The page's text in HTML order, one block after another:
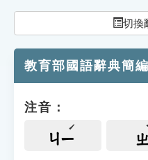
索引選單
單字索引
遊戲專區
切換
教育部國語辭典簡
注音：
ㄐㄧ ㄓ